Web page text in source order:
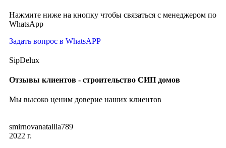
Нажмите ниже на кнопку чтобы связаться с менеджером по
WhatsApp
Задать вопрос в WhatsAPP
SipDelux
Отзывы клиентов - строительство СИП домов
Мы высоко ценим доверие наших клиентов
smirnovanataliia789
2022 г.